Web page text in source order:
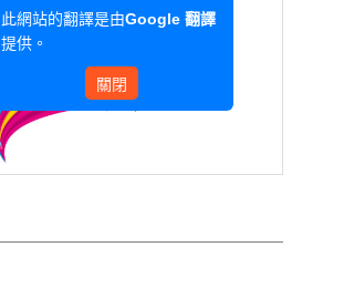
此網站的翻譯是由Google 翻譯
提供。
關閉